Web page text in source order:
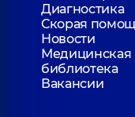
Диагностика
Скорая
Новости
Медицинская
библиотека
Вакансии